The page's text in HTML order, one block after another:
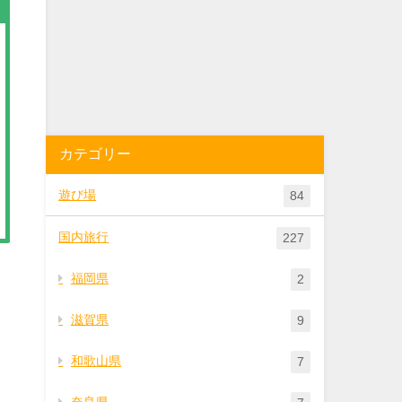
カテゴリー
遊び場 84
国内旅行 227
福岡県 2
滋賀県 9
和歌山県 7